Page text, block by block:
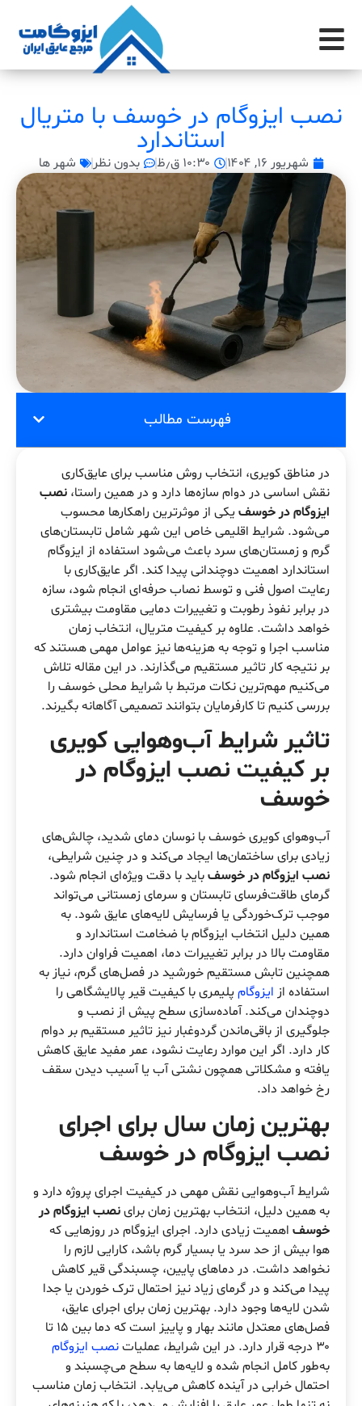
نصب ایزوگام در خوسف با متریال
استاندارد
شهریور ۱۶, ۱۴۰۴ ۱۰:۳۰ ق٫ظ بدون نظر شهر ها
فهرست مطالب
در مناطق کویری، انتخاب روش مناسب برای عایق‌کاری
نقش اساسی در دوام سازه‌ها دارد و در همین راستا، نصب
ایزوگام در خوسف یکی از موثرترین راهکارها محسوب
می‌شود. شرایط اقلیمی خاص این شهر شامل تابستان‌های
گرم و زمستان‌های سرد باعث می‌شود استفاده از ایزوگام
استاندارد اهمیت دوچندانی پیدا کند. اگر عایق‌کاری با
رعایت اصول فنی و توسط نصاب حرفه‌ای انجام شود، سازه
در برابر نفوذ رطوبت و تغییرات دمایی مقاومت بیشتری
خواهد داشت. علاوه بر کیفیت متریال، انتخاب زمان
مناسب اجرا و توجه به هزینه‌ها نیز عوامل مهمی هستند که
بر نتیجه کار تاثیر مستقیم می‌گذارند. در این مقاله تلاش
می‌کنیم مهم‌ترین نکات مرتبط با شرایط محلی خوسف را
بررسی کنیم تا کارفرمایان بتوانند تصمیمی آگاهانه بگیرند.
تاثیر شرایط آب‌وهوایی کویری
بر کیفیت نصب ایزوگام در
خوسف
آب‌وهوای کویری خوسف با نوسان دمای شدید، چالش‌های
زیادی برای ساختمان‌ها ایجاد می‌کند و در چنین شرایطی،
نصب ایزوگام در خوسفباید با دقت ویژه‌ای انجام شود.
گرمای طاقت‌فرسای تابستان و سرمای زمستانی می‌تواند
موجب ترک‌خوردگی یا فرسایش لایه‌های عایق شود. به
همین دلیل انتخاب ایزوگام با ضخامت استاندارد و
مقاومت بالا در برابر تغییرات دما، اهمیت فراوان دارد.
همچنین تابش مستقیم خورشید در فصل‌های گرم، نیاز به
استفاده از ایزوگام پلیمری با کیفیت قیر پالایشگاهی را
دوچندان می‌کند. آماده‌سازی سطح پیش از نصب و
جلوگیری از باقی‌ماندن گردوغبار نیز تاثیر مستقیم بر دوام
کار دارد. اگر این موارد رعایت نشود، عمر مفید عایق کاهش
یافته و مشکلاتی همچون نشتی آب یا آسیب دیدن سقف
رخ خواهد داد.
بهترین زمان سال برای اجرای
نصب ایزوگام در خوسف
شرایط آب‌وهوایی نقش مهمی در کیفیت اجرای پروژه دارد و
به همین دلیل، انتخاب بهترین زمان براینصب ایزوگام در
خوسف اهمیت زیادی دارد. اجرای ایزوگام در روزهایی که
هوا بیش از حد سرد یا بسیار گرم باشد، کارایی لازم را
نخواهد داشت. در دماهای پایین، چسبندگی قیر کاهش
پیدا می‌کند و در گرمای زیاد نیز احتمال ترک خوردن یا جدا
شدن لایه‌ها وجود دارد. بهترین زمان برای اجرای عایق،
فصل‌های معتدل مانند بهار و پاییز است که دما بین ۱۵ تا
۳۰ درجه قرار دارد. در این شرایط، عملیات
نصب ایزوگام
به‌طور کامل انجام شده و لایه‌ها به سطح می‌چسبند و
احتمال خرابی در آینده کاهش می‌یابد. انتخاب زمان مناسب